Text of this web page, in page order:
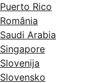
Puerto Rico
România
Saudi Arabia
Singapore
Slovenija
Slovensko